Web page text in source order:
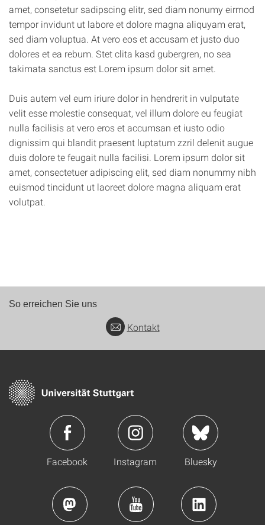
amet, consetetur sadipscing elitr, sed diam nonumy eirmod
tempor invidunt ut labore et dolore magna aliquyam erat,
sed diam voluptua. At vero eos et accusam et justo duo
dolores et ea rebum. Stet clita kasd gubergren, no sea
takimata sanctus est Lorem ipsum dolor sit amet.
Duis autem vel eum iriure dolor in hendrerit in vulputate
velit esse molestie consequat, vel illum dolore eu feugiat
nulla facilisis at vero eros et accumsan et iusto odio
dignissim qui blandit praesent luptatum zzril delenit augue
duis dolore te feugait nulla facilisi. Lorem ipsum dolor sit
amet, consectetuer adipiscing elit, sed diam nonummy nibh
euismod tincidunt ut laoreet dolore magna aliquam erat
volutpat.
So erreichen Sie uns
Kontakt
Facebook Instagram Bluesky